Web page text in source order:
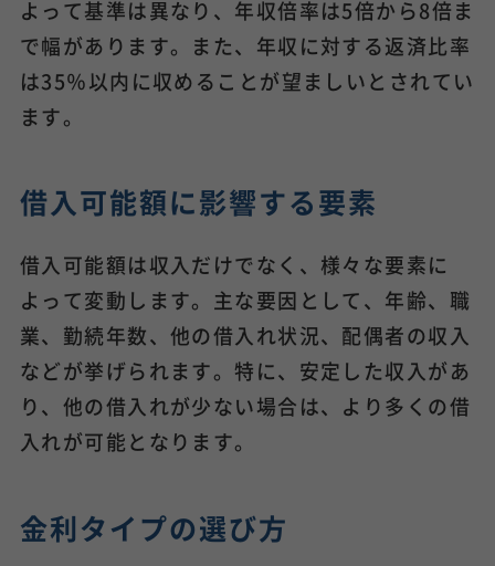
よって基準は異なり、年収倍率は5倍から8倍ま
で幅があります。また、年収に対する返済比率
は35％以内に収めることが望ましいとされてい
ます。
借入可能額に影響する要素
借入可能額は収入だけでなく、様々な要素に
よって変動します。主な要因として、年齢、職
業、勤続年数、他の借入れ状況、配偶者の収入
などが挙げられます。特に、安定した収入があ
り、他の借入れが少ない場合は、より多くの借
入れが可能となります。
金利タイプの選び方